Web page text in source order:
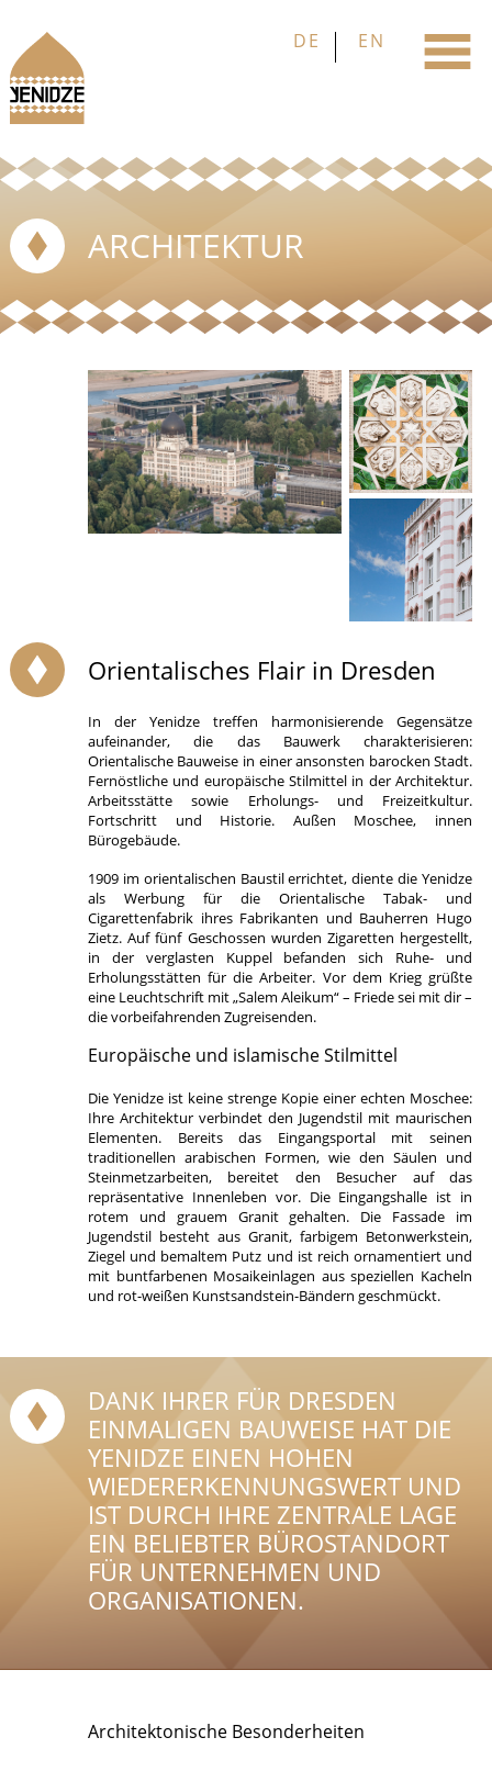
ARCHITEKTUR
Orientalisches Flair in Dresden
In der Yenidze treffen harmonisierende Gegensätze
aufeinander, die das Bauwerk charakterisieren:
Orientalische Bauweise in einer ansonsten barocken Stadt.
Fernöstliche und europäische Stilmittel in der Architektur.
Arbeitsstätte sowie Erholungs- und Freizeitkultur.
Fortschritt und Historie. Außen Moschee, innen
Bürogebäude.
1909 im orientalischen Baustil errichtet, diente die Yenidze
als Werbung für die Orientalische Tabak- und
Cigarettenfabrik ihres Fabrikanten und Bauherren Hugo
Zietz. Auf fünf Geschossen wurden Zigaretten hergestellt,
in der verglasten Kuppel befanden sich Ruhe- und
Erholungsstätten für die Arbeiter. Vor dem Krieg grüßte
eine Leuchtschrift mit „Salem Aleikum“ – Friede sei mit dir –
die vorbeifahrenden Zugreisenden.
Europäische und islamische Stilmittel
Die Yenidze ist keine strenge Kopie einer echten Moschee:
Ihre Architektur verbindet den Jugendstil mit maurischen
Elementen. Bereits das Eingangsportal mit seinen
traditionellen arabischen Formen, wie den Säulen und
Steinmetzarbeiten, bereitet den Besucher auf das
repräsentative Innenleben vor. Die Eingangshalle ist in
rotem und grauem Granit gehalten. Die Fassade im
Jugendstil besteht aus Granit, farbigem Betonwerkstein,
Ziegel und bemaltem Putz und ist reich ornamentiert und
mit buntfarbenen Mosaikeinlagen aus speziellen Kacheln
und rot-weißen Kunstsandstein-Bändern geschmückt.
DANK IHRER FÜR DRESDEN
EINMALIGEN BAUWEISE HAT DIE
YENIDZE EINEN HOHEN
WIEDERERKENNUNGSWERT UND
IST DURCH IHRE ZENTRALE LAGE
EIN BELIEBTER BÜROSTANDORT
FÜR UNTERNEHMEN UND
ORGANISATIONEN.
Architektonische Besonderheiten